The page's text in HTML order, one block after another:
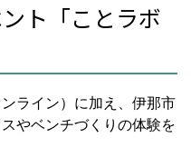
ト「ことラボ
ライン）に加え、伊那市
やベンチづくりの体験を